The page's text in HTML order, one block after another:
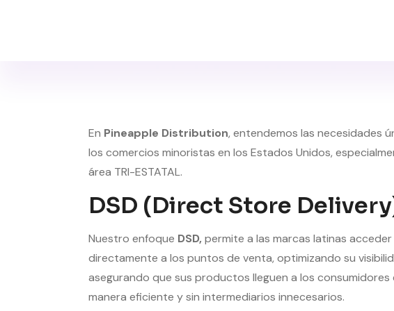
En Pineapple Distribution, entendemos las necesidades
los comercios minoristas en los Estados Unidos,
área TRI-ESTATAL.
DSD (Direct Store
Nuestro enfoque DSD, permite a las marcas latinas acceder
directamente a los puntos de venta, optimizando su
asegurando que sus productos lleguen a los consumidores
manera eficiente y sin intermediarios innecesarios.